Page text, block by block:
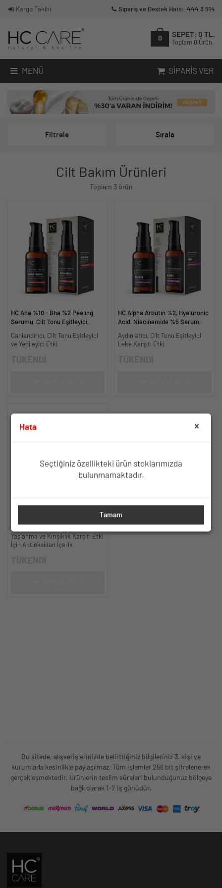
Kargo Takibi Sipariş ve Destek Hattı: 444 3 914
0
SEPET: 0 TL.
Toplam 0 Ürün
MENÜ SIPARIŞ VER
Filtrele Sırala
Cilt Bakım Ürünleri
Toplam 3 ürün
HC Aha %10 - Bha %2 Peeling
Serumu, Cilt Tonu Eşitleyici,
Canlandırıcı, Cilt Tonu Eşitleyici
ve Yenileyici Etki
HC Alpha Arbutin %2, Hyaluronic
Acid, Niacinamide %5 Serum,
ml.
Aydınlatıcı, Cilt Tonu Eşitleyici
Leke Karşıtı Etki
%0.5 Serum, Yaşlanma ve
Kırışıklık Karşıtı - 30 ml.
Yaşlanma ve Kırışıklık Karşıtı Etki
İçin Antioksidan İçerik
Bu sitede, alışverişlerinizde belirttiğiniz bilgileriniz 3. kişi ve
kurumlarla kesinlikle paylaşılmaz. Tüm işlemler 256 bit şifrelenerek
gerçekleşmektedir. Ürünlerin teslim süreleri bulunduğunuz bölgeye
bağlı olarak 1-2 iş günüdür.
Hata
Seçtiğiniz özellikteki ürün stoklarımızda
bulunmamaktadır.
Tamam